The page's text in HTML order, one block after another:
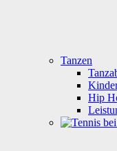
Tanzen
Hip